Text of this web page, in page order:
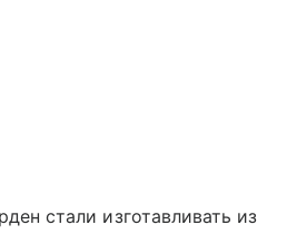
стали изготавливать из